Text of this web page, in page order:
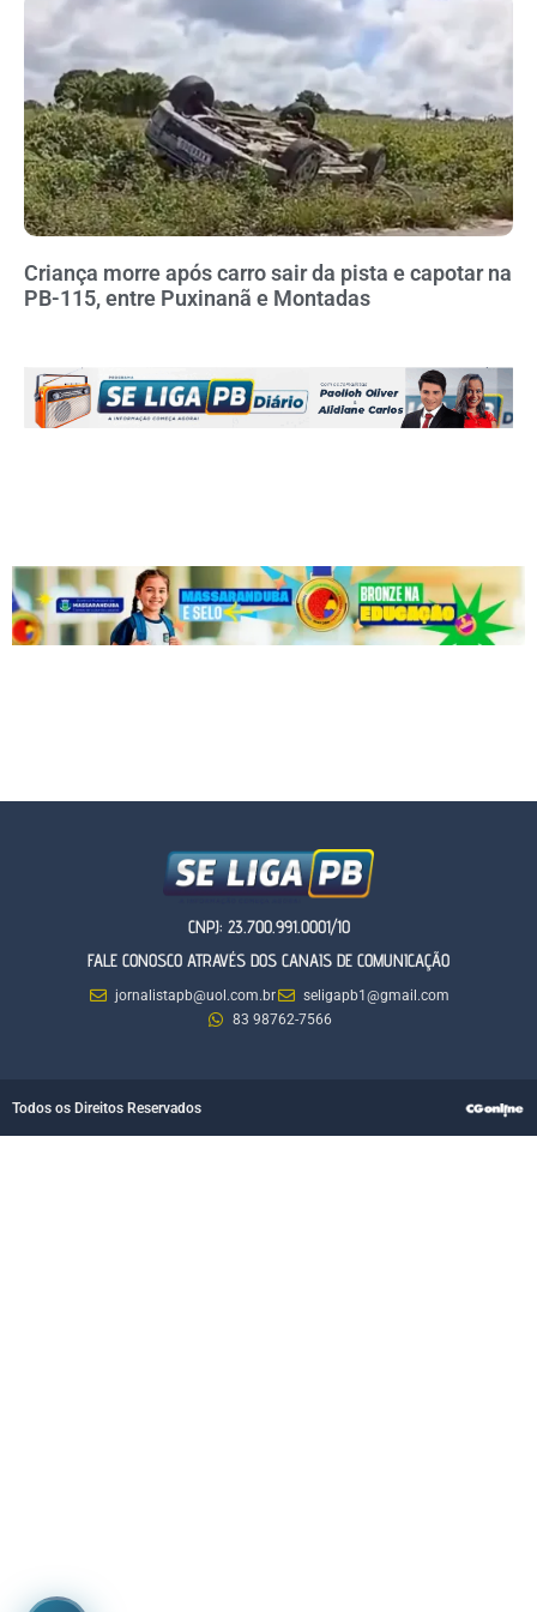
Criança morre após carro sair da pista e capotar na
PB-115, entre Puxinanã e Montadas
CNPJ: 23.700.991.0001/10
FALE CONOSCO ATRAVÉS DOS CANAIS DE COMUNICAÇÃO
jornalistapb@uol.com.br
seligapb1@gmail.com
83 98762-7566
Todos os Direitos Reservados